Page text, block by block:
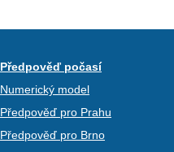
Předpověď počasí
Numerický model
Předpověď pro Prahu
Předpověď pro Brno